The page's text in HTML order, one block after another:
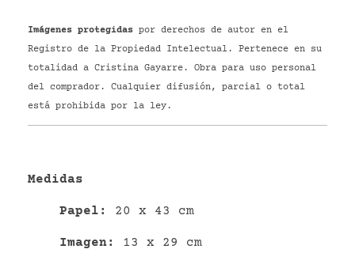
Imágenes protegidas por derechos de autor en el
Registro de la Propiedad Intelectual. Pertenece en su
totalidad a Cristina Gayarre. Obra para uso personal
del comprador. Cualquier difusión, parcial o total
está prohibida por la ley.
Medidas
Papel : 20 x 43 cm
Imagen: 13 x 29 cm